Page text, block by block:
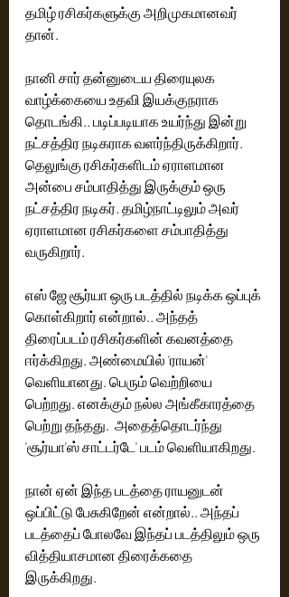
தமிழ் ரசிகர்களுக்கு அறிமுகமானவர்
தான்.
நானி சார் தன்னுடைய திரையுலக
வாழ்க்கையை உதவி இயக்குநராக
தொடங்கி.. படிப்படியாக உயர்ந்து இன்று
நட்சத்திர நடிகராக வளர்ந்திருக்கிறார்.
தெலுங்கு ரசிகர்களிடம் ஏராளமான
அன்பை சம்பாதித்து இருக்கும் ஒரு
நட்சத்திர நடிகர்.‌ தமிழ்நாட்டிலும் அவர்
ஏராளமான ரசிகர்களை சம்பாதித்து
வருகிறார்.
எஸ் ஜே சூர்யா ஒரு படத்தில் நடிக்க ஒப்புக்
கொள்கிறார் என்றால்.. அந்தத்
திரைப்படம் ரசிகர்களின் கவனத்தை
ஈர்க்கிறது. அண்மையில் 'ராயன்'
வெளியானது. பெரும் வெற்றியை
பெற்றது. எனக்கும் நல்ல அங்கீகாரத்தை
பெற்று தந்தது.  அதைத்தொடர்ந்து
நான் ஏன் இந்த படத்தை ராயனுடன்
ஒப்பிட்டு பேசுகிறேன் என்றால்.. அந்தப்
படத்தைப் போலவே இந்தப் படத்திலும் ஒரு
வித்தியாசமான திரைக்கதை
இருக்கிறது.